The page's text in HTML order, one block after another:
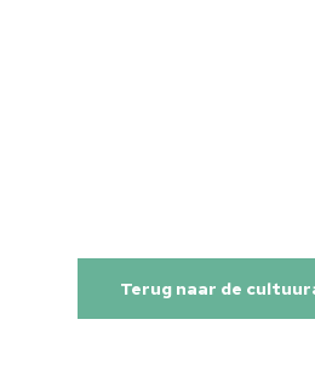
Terug naar de